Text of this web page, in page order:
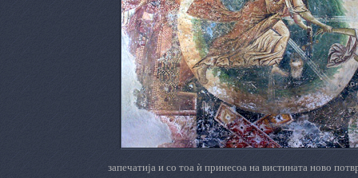
запечатија и со тоа ѝ принесоа на вистината ново